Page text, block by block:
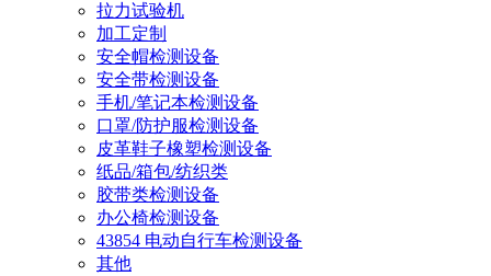
拉力试验机
加工定制
安全帽检测设备
安全带检测设备
手机/笔记本检测设备
口罩/防护服检测设备
皮革鞋子橡塑检测设备
纸品/箱包/纺织类
胶带类检测设备
办公椅检测设备
43854 电动自行车检测设备
其他